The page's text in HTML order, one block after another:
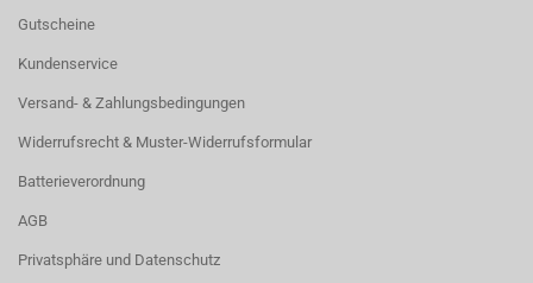
Gutscheine
Kundenservice
Versand- & Zahlungsbedingungen
Widerrufsrecht & Muster-Widerrufsformular
Batterieverordnung
AGB
Privatsphäre und Datenschutz